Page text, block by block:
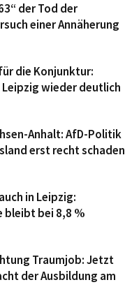
der Tod der
einer Annäherung
die Konjunktur:
wieder deutlich
Anhalt: AfD-Politik
erst recht schaden
in Leipzig:
bei 8,8 %
Traumjob: Jetzt
der Ausbildung am